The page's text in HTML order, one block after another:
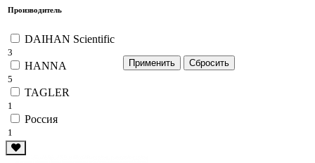
Производитель
DAIHAN Scientific
3
HANNA
5
TAGLER
1
Россия
1